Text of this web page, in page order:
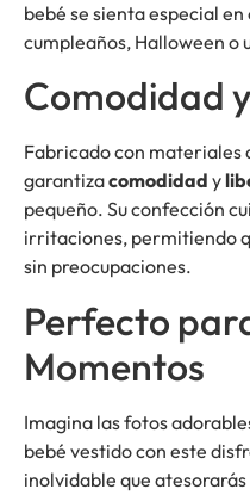
bebé se sienta especial
cumpleaños, Halloween o
Comodidad
Fabricado con materiales
garantizacomodidad y
pequeño. Su confección
irritaciones, permitiendo
sin preocupaciones.
Perfecto
Momentos
Imagina las fotos
bebé vestido con este
inolvidable que